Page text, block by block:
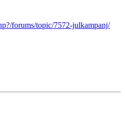
forums/topic/7572-julkampanj/